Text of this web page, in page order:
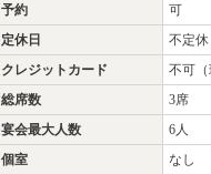
住所
新宿区
アクセス
JR山
中央線
西武
大江戸
電話
090-
営業時間
11：00